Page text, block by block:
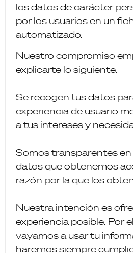
los datos de carácter
por los usuarios en un
automatizado.
Nuestro compromiso
explicarte lo siguiente:
Se recogen tus datos
experiencia de usuario
a tus intereses y
Somos transparentes en
datos que obtenemos
razón por la que los
Nuestra intención es
experiencia posible. Por
vayamos a usar tu
haremos siempre